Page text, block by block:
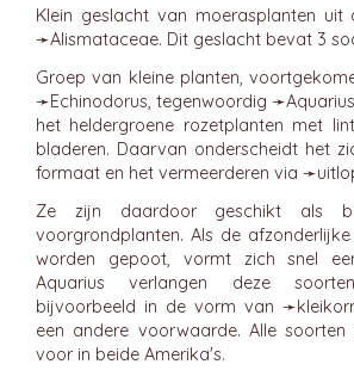
Klein geslacht van moerasplanten
➛Alismataceae. Dit geslacht bevat 3
Groep van kleine planten,
➛Echinodorus, tegenwoordig ➛Aquarius
het heldergroene rozetplanten met
bladeren. Daarvan onderscheidt het
formaat en het vermeerderen via ➛
Ze zijn daardoor geschikt als
voorgrondplanten. Als de
worden gepoot, vormt zich snel
Aquarius verlangen deze
bijvoorbeeld in de vorm van ➛
een andere voorwaarde. Alle soorten
voor in beide Amerika's.